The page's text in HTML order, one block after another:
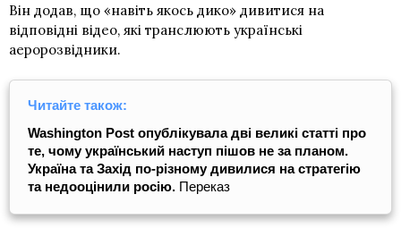
Він додав, що «навіть якось дико» дивитися на
відповідні відео, які транслюють українські
аеророзвідники.
Читайте також:
Washington Post опублікувала дві великі статті про
те, чому український наступ пішов не за планом.
Україна та Захід по-різному дивилися на стратегію
та недооцінили росію. Переказ